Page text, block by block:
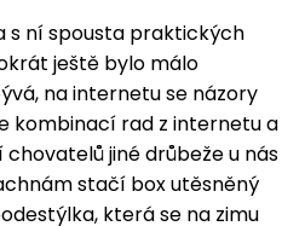
s ní spousta praktických
ještě bylo málo
na internetu se názory
kombinací rad z internetu a
jiné drůbeže u nás
stačí box utěsněný
která se na zimu